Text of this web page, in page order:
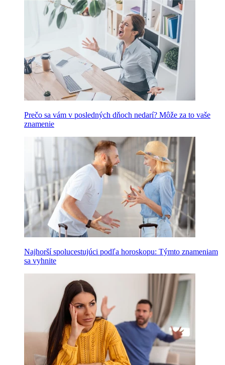
Prečo sa vám v posledných dňoch nedarí? Môže za to vaše
znamenie
Najhorší spolucestujúci podľa horoskopu: Týmto znameniam
sa vyhnite